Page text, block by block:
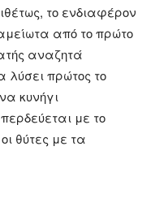
το ενδιαφέρον
από το πρώτο
αναζητά
λύσει πρώτος το
κυνήγι
με το
θύτες με τα